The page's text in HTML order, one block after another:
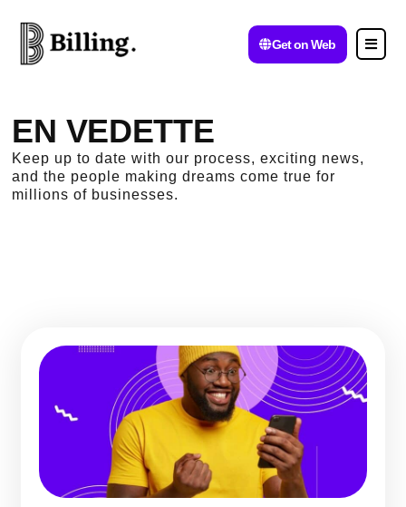
Get on Web
EN VEDETTE
Keep up to date with our process, exciting news,
and the people making dreams come true for
millions of businesses.